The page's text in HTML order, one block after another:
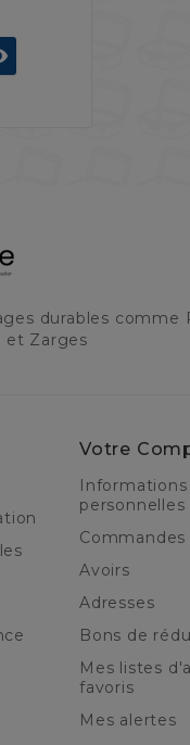
durables comme
et Zarges
Votre
Informations
personnelles
Commandes
Avoirs
Adresses
Bons de
Mes listes
favoris
Mes alertes